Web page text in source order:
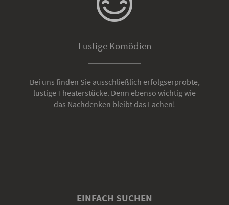
Lustige Komödien
Bei uns finden Sie ausschließlich erfolgserprobte,
lustige Theaterstücke. Denn ebenso wichtig wie
das Nachdenken bleibt das Lachen!
EINFACH SUCHEN